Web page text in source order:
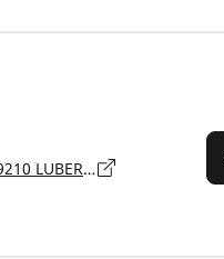
Zone Artisanale Touvent, 19210 LUBERSAC